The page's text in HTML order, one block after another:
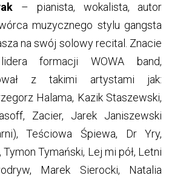
– pianista, wokalista, autor
muzycznego stylu gangsta
na swój solowy recital. Znacie
formacji WOWA band,
z takimi artystami jak:
Halama, Kazik Staszewski,
Zacier, Jarek Janiszewski
Teściowa Śpiewa, Dr Yry,
Tymon Tymański, Lej mi pół, Letni
Marek Sierocki, Natalia